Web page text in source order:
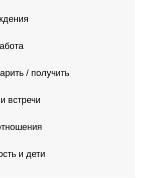
/ получить
встречи
и дети